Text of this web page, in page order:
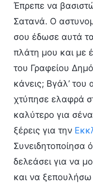
Έπρεπε να
Σατανά. Ο
σου έδωσε αυτά
πλάτη μου και με
του Γραφείου
κάνεις; Βγάλ’
χτύπησε ελαφρά
καλύτερο για
ξέρεις για την
Συνειδητοποίησα
δελεάσει για να
και να ξεπουλήσω